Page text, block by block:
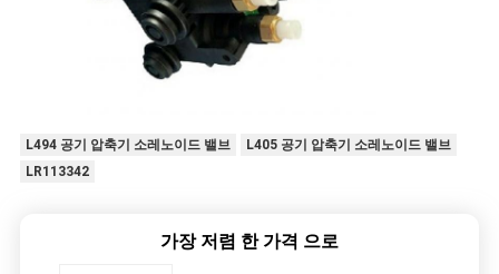
L494 공기 압축기 소레노이드 밸브
L405 공기 압축기 소레노이드 밸브
LR113342
가장 저렴 한 가격 으로